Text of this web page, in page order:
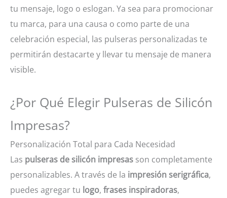
tu mensaje, logo o eslogan. Ya sea para promocionar
tu marca, para una causa o como parte de una
celebración especial, las pulseras personalizadas te
permitirán destacarte y llevar tu mensaje de manera
visible.
¿Por Qué Elegir Pulseras de Silicón
Impresas?
Personalización Total para Cada Necesidad
Las pulseras de silicón impresas son completamente
personalizables. A través de la impresión serigráfica,
puedes agregar tu logo, frases inspiradoras,